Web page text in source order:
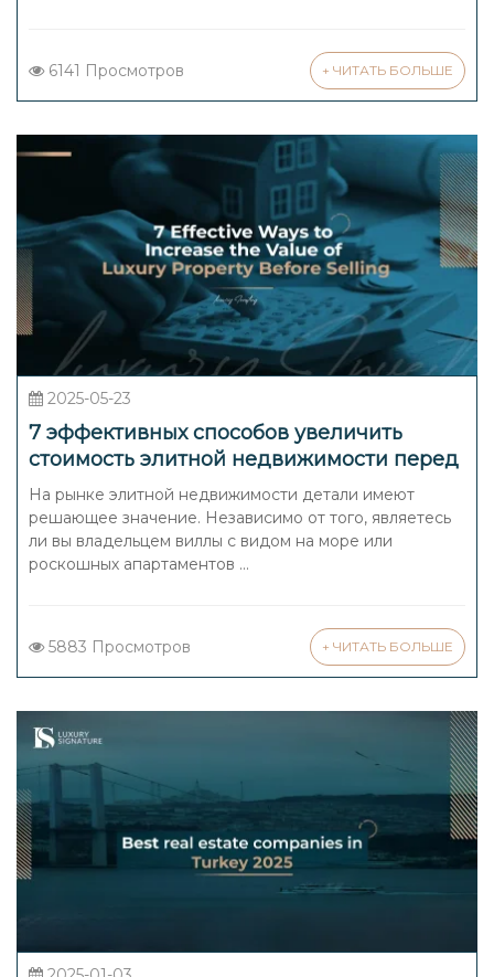
6141 Просмотров + ЧИТАТЬ БОЛЬШЕ
2025-05-23
7 эффективных способов увеличить
стоимость элитной недвижимости перед
продажей
На рынке элитной недвижимости детали имеют
решающее значение. Независимо от того, являетесь
ли вы владельцем виллы с видом на море или
роскошных апартаментов ...
5883 Просмотров + ЧИТАТЬ БОЛЬШЕ